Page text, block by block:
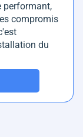
performant,
compromis
du